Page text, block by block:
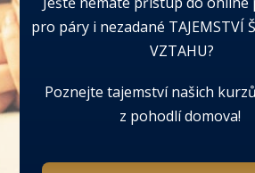
pro páry i nezadané TAJEMSTVÍ
VZTAHU?
Poznejte tajemství našich
z pohodlí domova!